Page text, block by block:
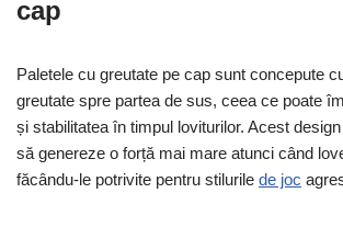
cap
Paletele cu greutate pe cap sunt concepute
greutate spre partea de sus, ceea ce poate
și stabilitatea în timpul loviturilor. Acest
să genereze o forță mai mare atunci când
făcându-le potrivite pentru stilurile de joc